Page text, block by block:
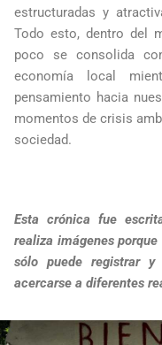
estructuradas y
Todo esto, dentro del
poco se consolida
economía local
pensamiento hacia
momentos de crisis
sociedad.
Esta crónica fue
realiza imágenes
sólo puede registrar
acercarse a diferentes